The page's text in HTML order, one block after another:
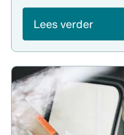
Lees verder